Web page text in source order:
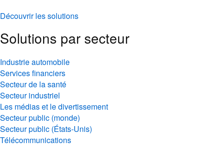
Découvrir les solutions
Solutions par secteur
Industrie automobile
Services financiers
Secteur de la santé
Secteur industriel
Les médias et le divertissement
Secteur public (monde)
Secteur public (États-Unis)
Télécommunications